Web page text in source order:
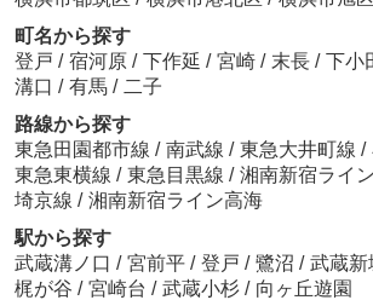
町名から探す
登戸 / 宿河原 / 下作延 / 宮崎 / 末長 / 下小
溝口 / 有馬 / 二子
路線から探す
東急田園都市線 / 南武線 / 東急大井町線 /
東急東横線 / 東急目黒線 / 湘南新宿ライ
埼京線 / 湘南新宿ライン高海
駅から探す
武蔵溝ノ口 / 宮前平 / 登戸 / 鷺沼 / 武蔵新
梶が谷 / 宮崎台 / 武蔵小杉 / 向ヶ丘遊園